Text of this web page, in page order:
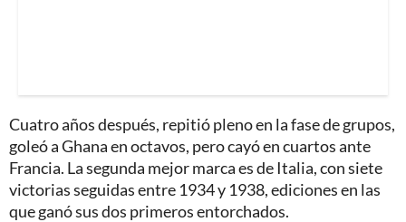
Cuatro años después, repitió pleno en la fase de grupos,
goleó a Ghana en octavos, pero cayó en cuartos ante
Francia. La segunda mejor marca es de Italia, con siete
victorias seguidas entre 1934 y 1938, ediciones en las
que ganó sus dos primeros entorchados.